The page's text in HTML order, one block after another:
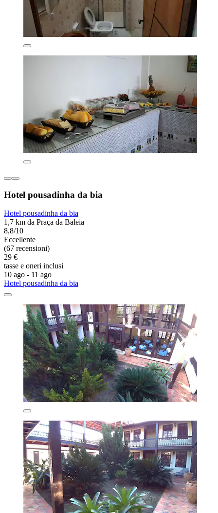
Hotel pousadinha da bia
Hotel pousadinha da bia
1,7 km da Praça da Baleia
8,8/10
Eccellente
(67 recensioni)
29 €
tasse e oneri inclusi
10 ago - 11 ago
Hotel pousadinha da bia